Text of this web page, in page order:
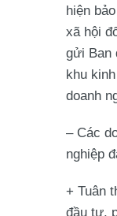
hiện
xã hội
gửi Ban
khu
doanh
– Các
nghiệp
+ Tuân
đầu tư,